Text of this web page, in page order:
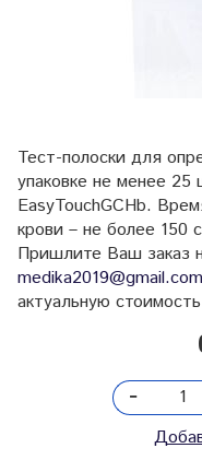
Тест-полоски для
упаковке не менее
EasyTouchGCHb.
крови – не более 150
Пришлите Ваш заказ
medika2019@gmail.com
актуальную